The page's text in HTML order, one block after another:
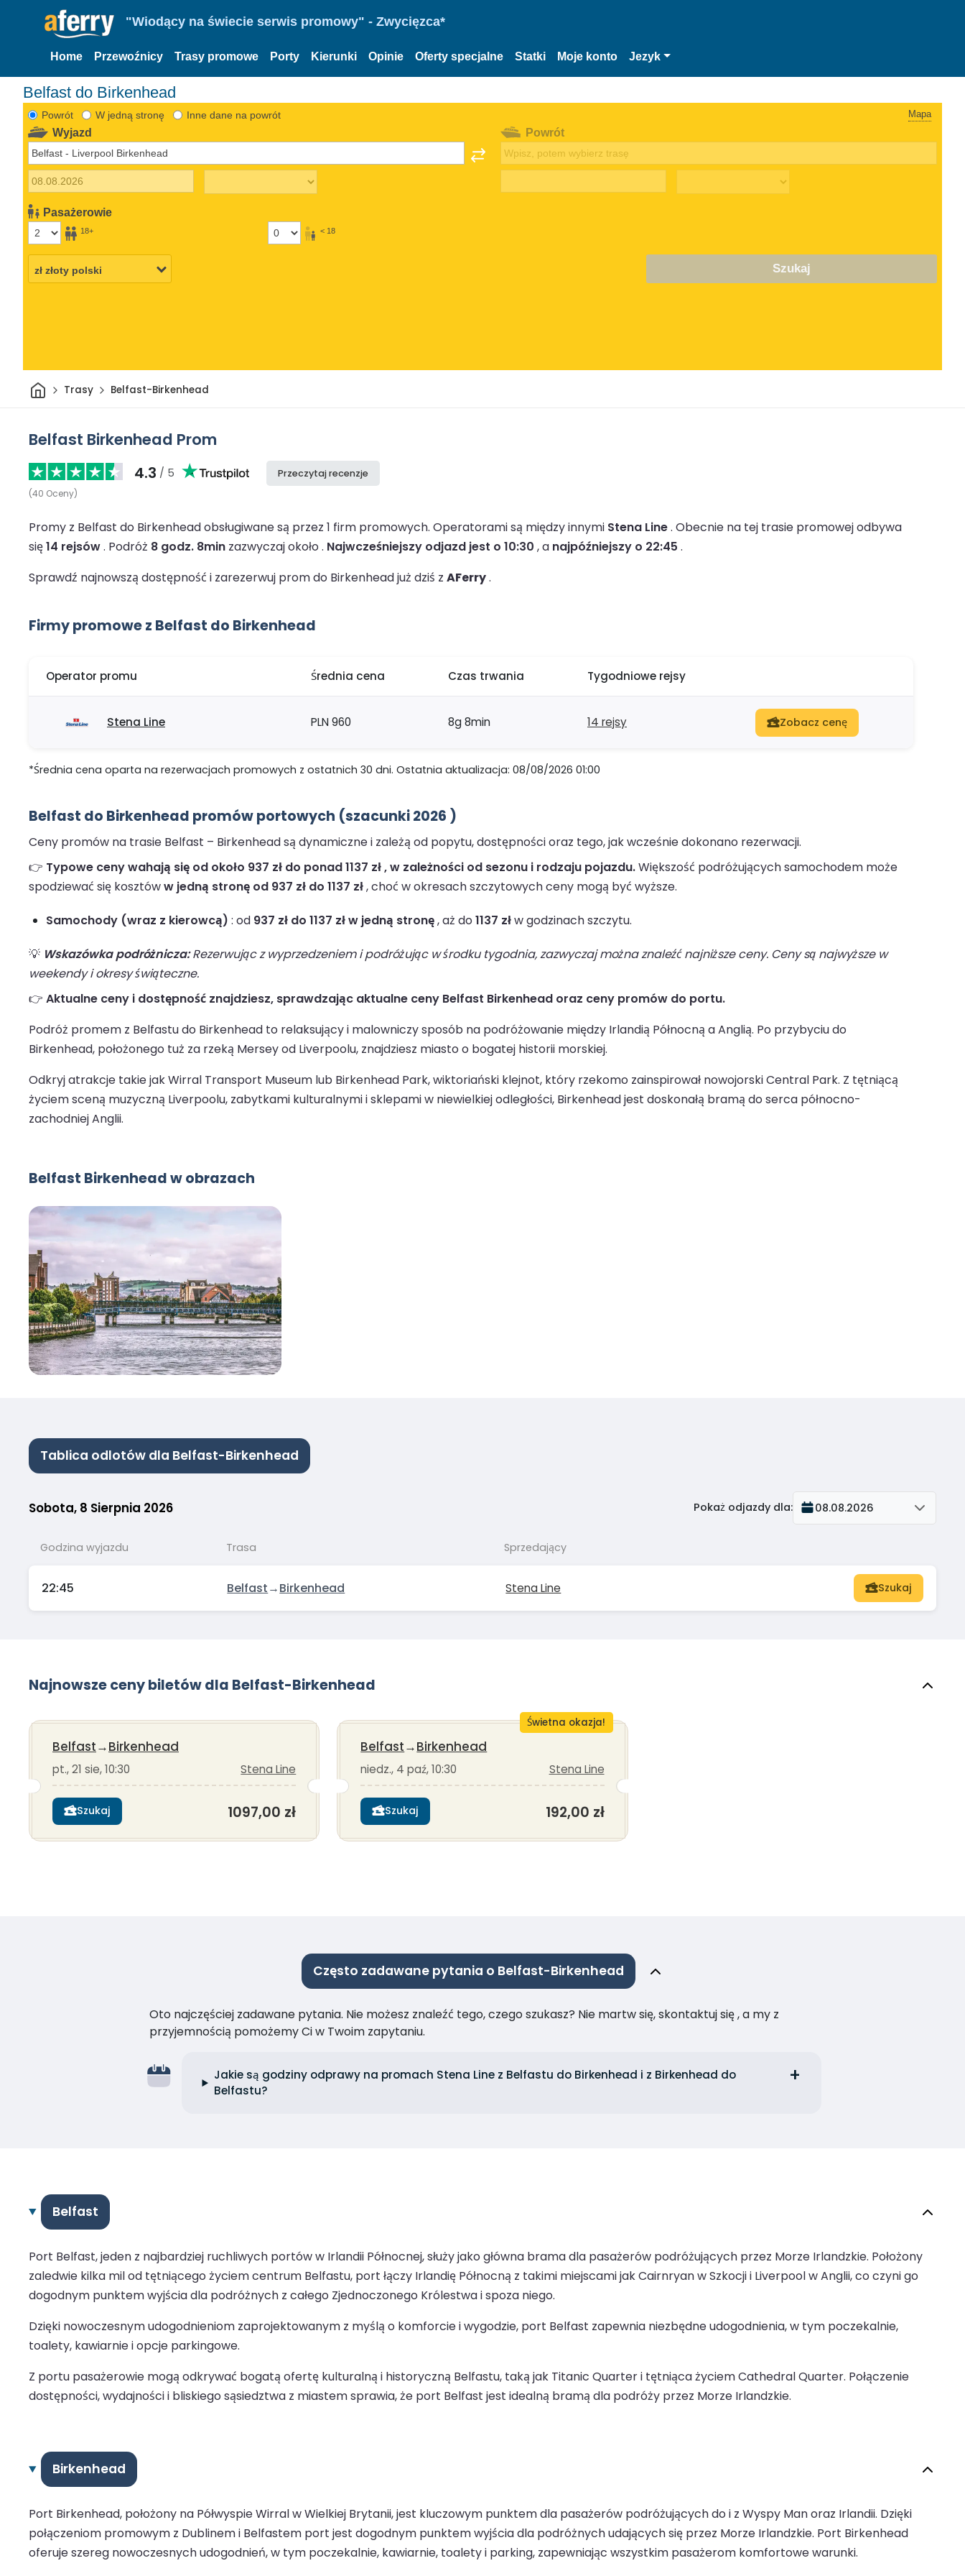
"Wiodący na świecie serwis promowy" - Zwycięzca*
Home Przewoźnicy Trasy promowe Porty Kierunki Opinie Oferty specjalne Statki Moje konto Jezyk
Belfast do Birkenhead
Powrót W jedną stronę Inne dane na powrót Mapa
Wyjazd
Pasażerowie
18+ < 18
Powrót
Szukaj
DomTrasy Belfast-Birkenhead
Belfast Birkenhead Prom
4.3 / 5
(40 Oceny)
Przeczytaj recenzje
Promy z Belfast do Birkenhead obsługiwane są przez 1 firm promowych. Operatorami są między innymi Stena Line. Obecnie na tej trasie promowej odbywa
się14 rejsów. Podróż 8 godz. 8min zazwyczaj około . Najwcześniejszy odjazd jest o 10:30 , a najpóźniejszy o 22:45 .
Sprawdź najnowszą dostępność i zarezerwuj prom do Birkenhead już dziś z AFerry.
Firmy promowe z Belfast do Birkenhead
Operator promu Średnia cena Czas trwania Tygodniowe rejsy
Stena Line PLN 960 8g 8min 14 rejsy Zobacz cenę
*Średnia cena oparta na rezerwacjach promowych z ostatnich 30 dni. Ostatnia aktualizacja: 08/08/2026 01:00
Belfast do Birkenhead promów portowych (szacunki 2026 )
Ceny promów na trasie Belfast – Birkenhead są dynamiczne i zależą od popytu, dostępności oraz tego, jak wcześnie dokonano rezerwacji.
👉 Typowe ceny wahają się od około 937 zł do ponad 1137 zł , w zależności od sezonu i rodzaju pojazdu.Większość podróżujących samochodem może
spodziewać się kosztóww jedną stronę od 937 zł do 1137 zł, choć w okresach szczytowych ceny mogą być wyższe.
Samochody (wraz z kierowcą) : od 937 zł do 1137 zł w jedną stronę, aż do 1137 złw godzinach szczytu.
💡 Wskazówka podróżnicza:Rezerwując z wyprzedzeniem i podróżując w środku tygodnia, zazwyczaj można znaleźć najniższe ceny. Ceny są najwyższe w
weekendy i okresy świąteczne.
👉 Aktualne ceny i dostępność znajdziesz, sprawdzając aktualne ceny Belfast Birkenhead oraz ceny promów do portu.
Podróż promem z Belfastu do Birkenhead to relaksujący i malowniczy sposób na podróżowanie między Irlandią Północną a Anglią. Po przybyciu do
Birkenhead, położonego tuż za rzeką Mersey od Liverpoolu, znajdziesz miasto o bogatej historii morskiej.
Odkryj atrakcje takie jak Wirral Transport Museum lub Birkenhead Park, wiktoriański klejnot, który rzekomo zainspirował nowojorski Central Park. Z tętniącą
życiem sceną muzyczną Liverpoolu, zabytkami kulturalnymi i sklepami w niewielkiej odległości, Birkenhead jest doskonałą bramą do serca północno-
zachodniej Anglii.
Belfast Birkenhead w obrazach
Tablica odlotów dla Belfast-Birkenhead
Sobota, 8 Sierpnia 2026 Pokaż odjazdy dla: 08.08.2026
Godzina wyjazdu Trasa Sprzedający
22:45 Belfast→Birkenhead Stena Line Szukaj
Najnowsze ceny biletów dla Belfast-Birkenhead
Belfast→Birkenhead
pt., 21 sie, 10:30 Stena Line
Szukaj 1097,00 zł
Świetna okazja!
Belfast→Birkenhead
niedz., 4 paź, 10:30 Stena Line
Szukaj 192,00 zł
Często zadawane pytania o Belfast-Birkenhead
Oto najczęściej zadawane pytania. Nie możesz znaleźć tego, czego szukasz? Nie martw się, skontaktuj się , a my z
przyjemnością pomożemy Ci w Twoim zapytaniu.
Jakie są godziny odprawy na promach Stena Line z Belfastu do Birkenhead i z Birkenhead do
Belfastu?
Belfast
Port Belfast, jeden z najbardziej ruchliwych portów w Irlandii Północnej, służy jako główna brama dla pasażerów podróżujących przez Morze Irlandzkie. Położony
zaledwie kilka mil od tętniącego życiem centrum Belfastu, port łączy Irlandię Północną z takimi miejscami jak Cairnryan w Szkocji i Liverpool w Anglii, co czyni go
dogodnym punktem wyjścia dla podróżnych z całego Zjednoczonego Królestwa i spoza niego.
Dzięki nowoczesnym udogodnieniom zaprojektowanym z myślą o komforcie i wygodzie, port Belfast zapewnia niezbędne udogodnienia, w tym poczekalnie,
toalety, kawiarnie i opcje parkingowe.
Z portu pasażerowie mogą odkrywać bogatą ofertę kulturalną i historyczną Belfastu, taką jak Titanic Quarter i tętniąca życiem Cathedral Quarter. Połączenie
dostępności, wydajności i bliskiego sąsiedztwa z miastem sprawia, że port Belfast jest idealną bramą dla podróży przez Morze Irlandzkie.
Birkenhead
Port Birkenhead, położony na Półwyspie Wirral w Wielkiej Brytanii, jest kluczowym punktem dla pasażerów podróżujących do i z Wyspy Man oraz Irlandii. Dzięki
połączeniom promowym z Dublinem i Belfastem port jest dogodnym punktem wyjścia dla podróżnych udających się przez Morze Irlandzkie. Port Birkenhead
oferuje szereg nowoczesnych udogodnień, w tym poczekalnie, kawiarnie, toalety i parking, zapewniając wszystkim pasażerom komfortowe warunki.